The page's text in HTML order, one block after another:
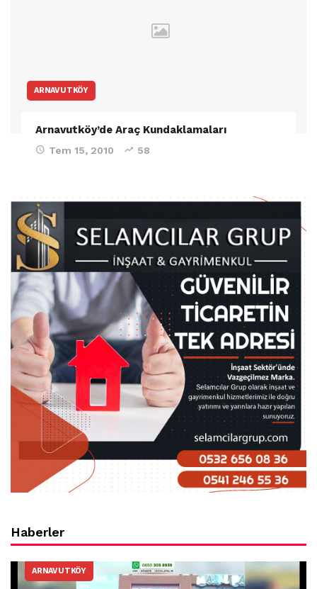
ARNAVUTKÖY
Arnavutköy’de Araç Kundaklamaları
Tem 15, 2010 58
Haberler
ARNAVUTKÖY